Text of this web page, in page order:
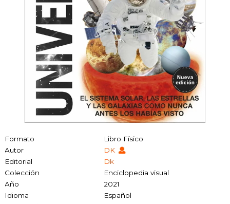
Formato
Libro Físico
Autor
DK
Editorial
Dk
Colección
Enciclopedia visual
Año
2021
Idioma
Español